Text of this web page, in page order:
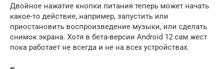
Двойное нажатие кнопки питания теперь может начать
какое-то действие, например, запустить или
приостановить воспроизведение музыки, или сделать
снимок экрана. Хотя в бета-версии Android 12 сам жест
пока работает не всегда и не на всех устройствах.